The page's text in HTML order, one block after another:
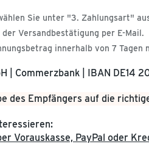
Sie unter "3. Zahlungsart"
Versandbestätigung per E-Mail.
innerhalb von 7 Tagen
| Commerzbank | IBAN DE14
des Empfängers auf die
Vorauskasse, PayPal oder